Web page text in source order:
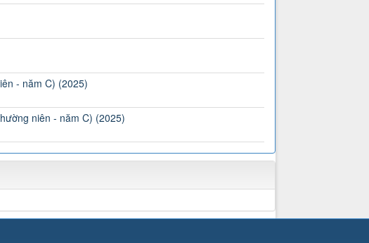
- năm C) (2025)
niên - năm C) (2025)